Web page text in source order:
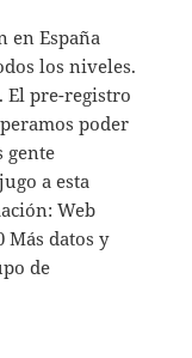
en España
los niveles.
El pre-registro
poder
gente
a esta
Web
Más datos y
de